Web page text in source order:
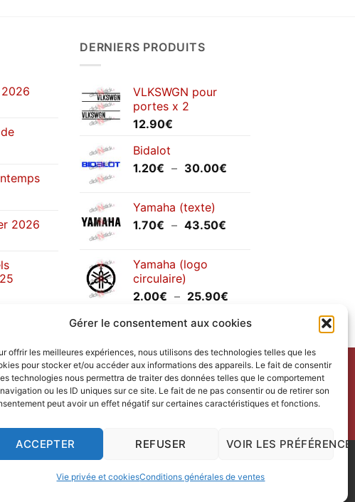
Gérer le consentement aux cookies
offrir les meilleures expériences, nous utilisons des technologies telles que les
pour stocker et/ou accéder aux informations des appareils. Le fait de consentir
technologies nous permettra de traiter des données telles que le comportement
ou les ID uniques sur ce site. Le fait de ne pas consentir ou de retirer son
peut avoir un effet négatif sur certaines caractéristiques et fonctions.
ACCEPTER REFUSER VOIR LES
Vie privée et cookiesConditions générales de ventes
2026
2026
DERNIERS PRODUITS
VLKSWGN pour
portes x 2
12.90€
Bidalot
1.20€ – 30.00€
Yamaha (texte)
1.70€ – 43.50€
43.50€
Yamaha (logo
circulaire)
2.00€ – 25.90€
prix :
à
25.90€
contactavec nous.
contact us.
vendredi.
nk Design |